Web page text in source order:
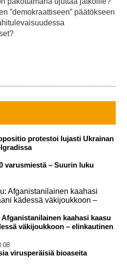
”demokraattiseen” päätökseen
protestoi lujasti Ukrainan
varusmiestä – Suurin luku
kaahasi kaasu
väkijoukkoon – elinkautinen
virusperäisiä bioaseita